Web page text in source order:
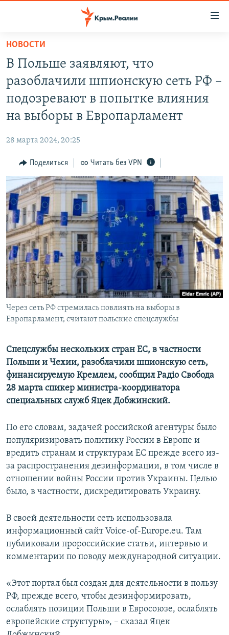
Вернуться
основному
содержанию
Вернутся
главной
Вернутся
поиску
СПЕЦПРОЕКТЫ
КАРТА ВОЕННЫХ ОБЪЕКТОВ КРЫМА
ВОДА
ИСТОРИЯ
ИНТЕРАКТИВ
ИНФОГРАФИКА
ТЕЛЕПРОЕКТ КРЫМ.РЕАЛИИ
СОВЕТЫ ПРАВОЗАЩИТНИКОВ
ПРОПАВШИЕ БЕЗ ВЕСТИ
ПОБЕДИТЕЛЕЙ НЕ СУДЯТ?
КРЫМ.НЕПОКОРЕННЫЙ
ELIFBE
УКРАИНСКАЯ ПРОБЛЕМА КРЫМА
РАДІО СВОБОДА
КАК ОБОЙТИ БЛОКИРОВКУ
Українською
Qırımtatar
ПРИСОЕДИНЯЙТЕСЬ!
Все сайты RFE/RL
НОВОСТИ
В Польше заявляют, что
разоблачили шпионскую сеть РФ –
подозревают в попытке влияния
на выборы в Европарламент
28 марта 2024, 20:25
Поделиться Читать без VPN
Через сеть РФ стремилась повлиять на выборы в
Европарламент, считают польские спецслужбы
Спецслужбы нескольких стран ЕС, в частности
Польши и Чехии, разоблачили шпионскую сеть,
финансируемую Кремлем, сообщил Радіо Свобода
28 марта спикер министра-координатора
специальных служб Яцек Добжинский.
По его словам, задачей российской агентуры было
популяризировать политику России в Европе и
вредить странам и структурам ЕС прежде всего из-
за распространения дезинформации, в том числе в
отношении войны России против Украины. Целью
было, в частности, дискредитировать Украину.
В своей деятельности сеть использовала
информационный сайт Voice-of-Europe.eu. Там
публиковали пророссийские статьи, интервью и
комментарии по поводу международной ситуации.
«Этот портал был создан для деятельности в пользу
РФ, прежде всего, чтобы дезинформировать,
ослаблять позиции Польши в Евросоюзе, ослаблять
европейские структуры», – сказал Яцек